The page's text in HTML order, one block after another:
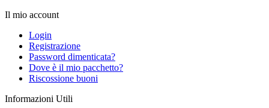
Il mio account
Login
Registrazione
Password dimenticata?
Dove è il mio pacchetto?
Riscossione buoni
Informazioni Utili